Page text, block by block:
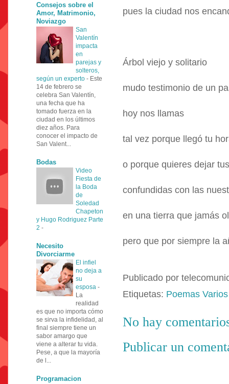
pues la ciudad nos
Árbol viejo y solitario
mudo testimonio de un
hoy nos llamas
tal vez porque llegó tu
o porque quieres dejar
confundidas con las
en una tierra que jamás
pero que por siempre la
Publicado por
Etiquetas: Poemas Varios
No hay
Publicar un
Consejos sobre el
Amor, Matrimonio,
Noviazgo
San
Valentín
impacta
en
parejas y
solteros,
según un experto - Este
14 de febrero se
celebra San Valentín,
una fecha que ha
tomado fuerza en la
ciudad en los últimos
diez años. Para
conocer el impacto de
San Valent...
Bodas
Video
Fiesta de
la Boda
de
Soledad
Chapeton
y Hugo Rodriguez Parte
2 -
Necesito
Divorciarme
El infiel
no deja a
su
esposa -
La
realidad
es que no importa cómo
se sirva la infidelidad, al
final siempre tiene un
sabor amargo que
viene a alterar tu vida.
Pese, a que la mayoría
de l...
Programacion